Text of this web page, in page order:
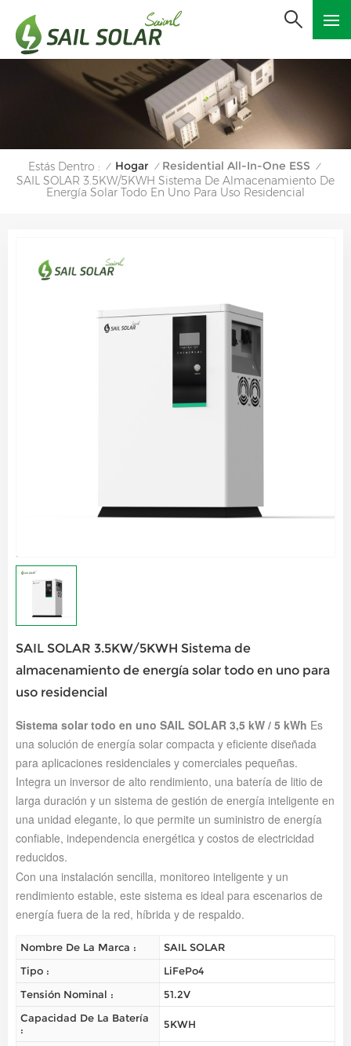
Estás Dentro : / Hogar / Residential All-In-One ESS /
SAIL SOLAR 3.5KW/5KWH Sistema De Almacenamiento De
Energía Solar Todo En Uno Para Uso Residencial
SAIL SOLAR 3.5KW/5KWH Sistema de
almacenamiento de energía solar todo en uno para
uso residencial
Sistema solar todo en uno SAIL SOLAR 3,5 kW / 5 kWh Es
una solución de energía solar compacta y eficiente diseñada
para aplicaciones residenciales y comerciales pequeñas.
Integra un inversor de alto rendimiento, una batería de litio de
larga duración y un sistema de gestión de energía inteligente en
una unidad elegante, lo que permite un suministro de energía
confiable, independencia energética y costos de electricidad
reducidos.
Con una instalación sencilla, monitoreo inteligente y un
rendimiento estable, este sistema es ideal para escenarios de
energía fuera de la red, híbrida y de respaldo.
Nombre De La Marca :
SAIL SOLAR
Tipo :
LiFePo4
Tensión Nominal :
51.2V
Capacidad De La Batería
:
5KWH